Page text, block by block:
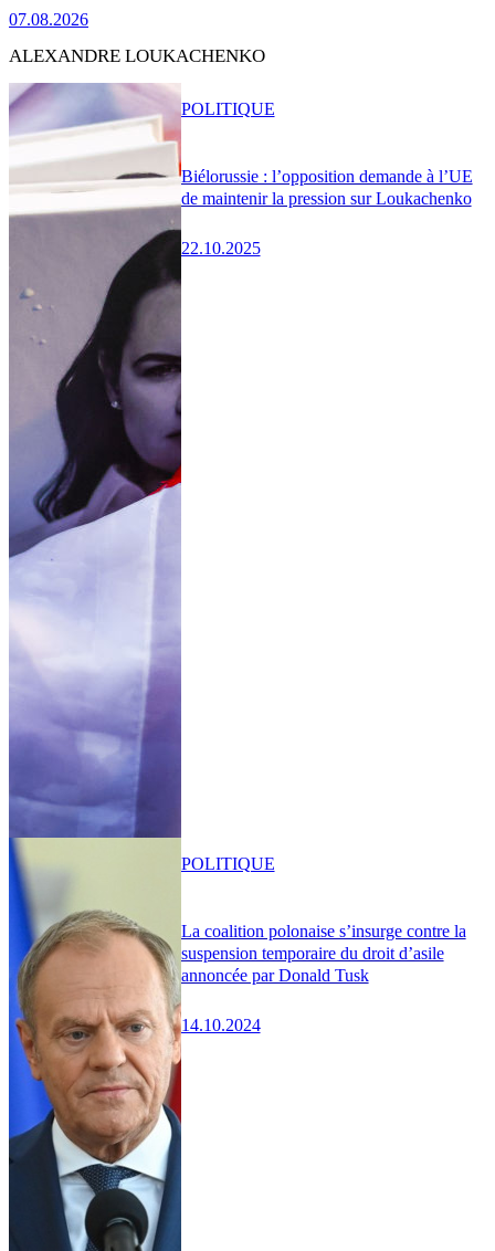
07.08.2026
ALEXANDRE LOUKACHENKO
Biélorussie : l’opposition demande à l’UE
de maintenir la pression sur Loukachenko
22.10.2025
POLITIQUE
La coalition polonaise s’insurge contre la
suspension temporaire du droit d’asile
annoncée par Donald Tusk
14.10.2024
POLITIQUE